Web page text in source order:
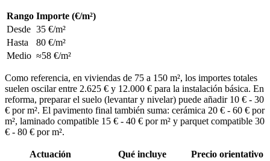
Rango Importe (€/m²)
Desde 35 €/m²
Hasta
80 €/m²
Medio ≈58 €/m²
Como referencia, en viviendas de 75 a 150 m², los importes totales
suelen oscilar entre 2.625 € y 12.000 € para la instalación básica. En
reforma, preparar el suelo (levantar y nivelar) puede añadir 10 € - 30
€ por m². El pavimento final también suma: cerámica 20 € - 60 € por
m², laminado compatible 15 € - 40 € por m² y parquet compatible 30
€ - 80 € por m².
Actuación Qué incluye
Precio orientativo